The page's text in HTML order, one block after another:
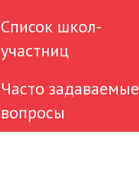
Список школ-
участниц
Часто задаваемые
вопросы